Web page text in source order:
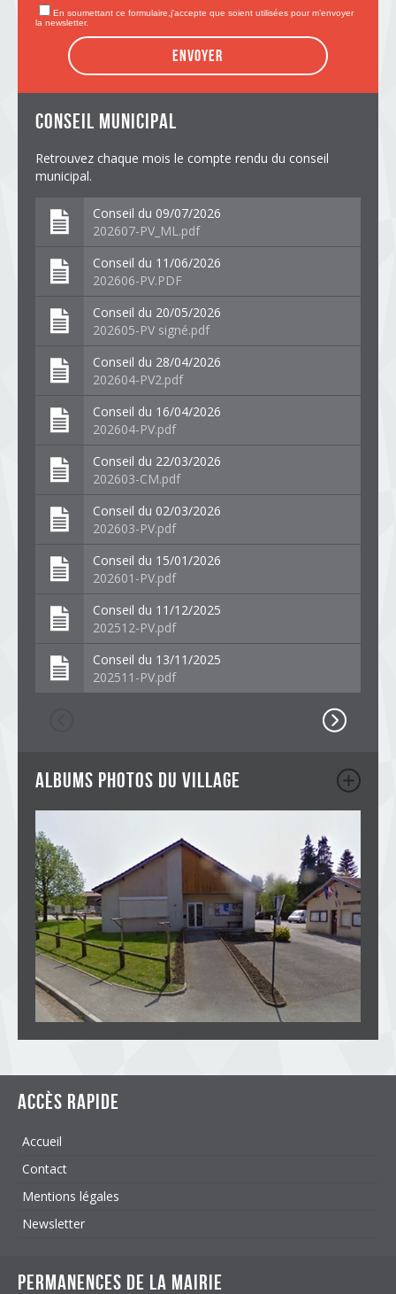
En soumettant ce formulaire,j'accepte que soient utilisées pour m’envoyer
la newsletter.
Envoyer
conseil municipal
Retrouvez chaque mois le compte rendu du conseil
municipal.
Conseil du 09/07/2026
202607-PV_ML.pdf
Conseil du 11/06/2026
202606-PV.PDF
Conseil du 20/05/2026
202605-PV signé.pdf
Conseil du 28/04/2026
202604-PV2.pdf
Conseil du 16/04/2026
202604-PV.pdf
Conseil du 22/03/2026
202603-CM.pdf
Conseil du 02/03/2026
202603-PV.pdf
Conseil du 15/01/2026
202601-PV.pdf
Conseil du 11/12/2025
202512-PV.pdf
Conseil du 13/11/2025
202511-PV.pdf
albums photos du village
Accès rapide
Accueil
Contact
Mentions légales
Newsletter
Permanences de la mairie